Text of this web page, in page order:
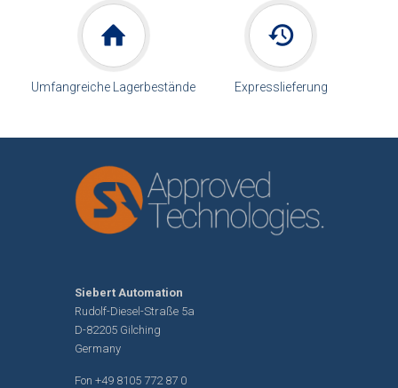
Umfangreiche Lagerbestände Expresslieferung
Siebert Automation
Rudolf-Diesel-Straße 5a
D-82205 Gilching
Germany
Fon +49 8105 772 87 0